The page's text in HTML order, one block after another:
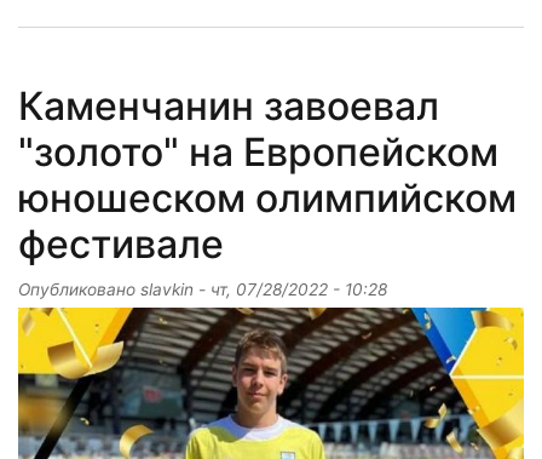
Каменчанин завоевал
"золото" на Европейском
юношеском олимпийском
фестивале
Опубликовано slavkin - чт, 07/28/2022 - 10:28